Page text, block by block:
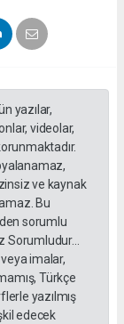
yazılar,
videolar,
ve kaynak
Bu
sorumlu
Sorumludur...
imalar,
Türkçe
yazılmış
edecek